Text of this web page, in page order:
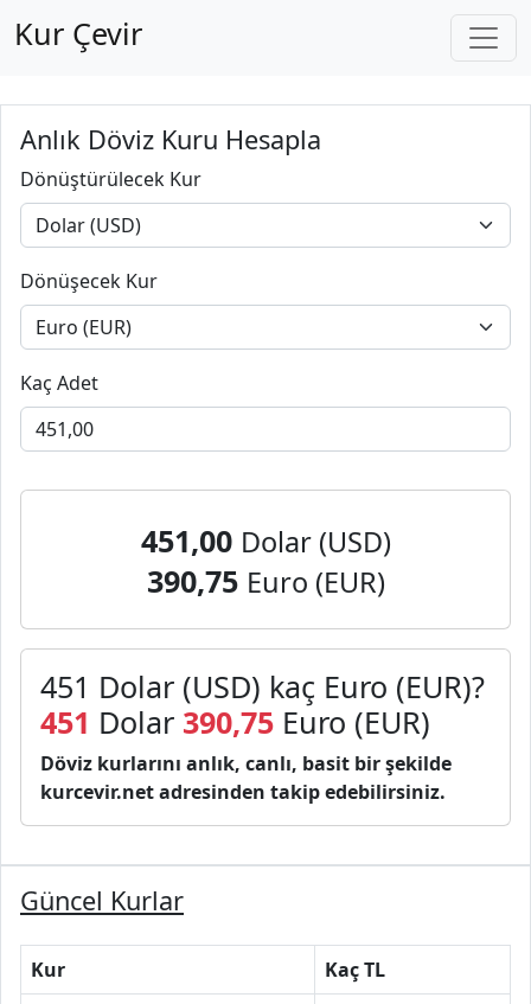
Kur Çevir
Anlık Döviz Kuru Hesapla
Dönüştürülecek Kur
Dönüşecek Kur
Kaç Adet
451,00 Dolar (USD)
390,75 Euro (EUR)
451 Dolar (USD) kaç Euro (EUR)?
451 Dolar 390,75 Euro (EUR)
Döviz kurlarını anlık, canlı, basit bir şekilde
kurcevir.net adresinden takip edebilirsiniz.
Güncel Kurlar
Kur
Kaç TL